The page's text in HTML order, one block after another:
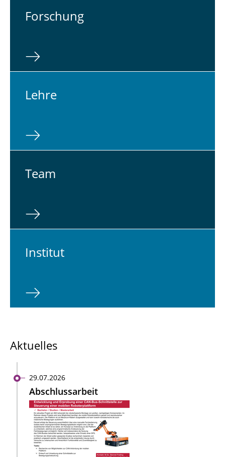
For­schung
Lehre
Team
In­sti­tut
Aktuelles
29.07.2026
Abschlussarbeit